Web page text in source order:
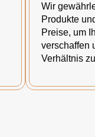
Wir
Produkte
Preise, um
verschaffen
Verhältnis